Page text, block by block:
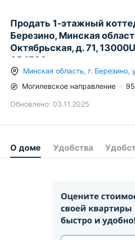
Продать 1-этажный
Березино, Минская
Октябрьская, д. 71,
654738
Минская область, г. Березино,
Могилевское направление
Обновлено: 03.11.2025
О доме Удобства